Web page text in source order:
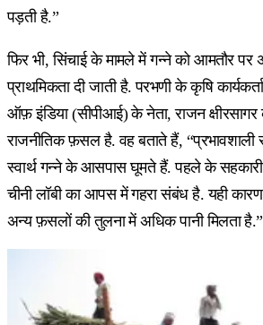
पड़ती है.”
फिर भी, सिंचाई के मामले में गन्ने को आमतौर
प्राथमिकता दी जाती है. परभणी के कृषि
ऑफ़ इंडिया (सीपीआई) के नेता, राजन
राजनीतिक फ़सल है. वह बताते हैं, “प्रभावशाली
स्वार्थ गन्ने के आसपास घूमते हैं. पहले के
चीनी लॉबी का आपस में गहरा संबंध है. यही
अन्य फ़सलों की तुलना में अधिक पानी मिलता है.”